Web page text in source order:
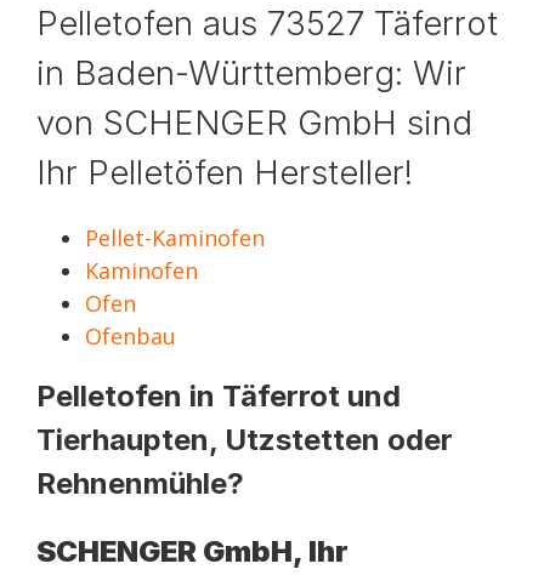
Pelletofen aus 73527 Täferrot
in Baden-Württemberg: Wir
von SCHENGER GmbH sind
Ihr Pelletöfen Hersteller!
Pellet-Kaminofen
Kaminofen
Ofen
Ofenbau
Pelletofen in Täferrot und
Tierhaupten, Utzstetten oder
Rehnenmühle?
SCHENGER GmbH, Ihr